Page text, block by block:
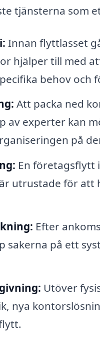
tjänsterna som
Innan flyttlasset
hjälper till med
behov och
Att packa ned
av experter kan
på
En företagsflytt
utrustade för
Efter
sakerna på ett
Utöver
nya